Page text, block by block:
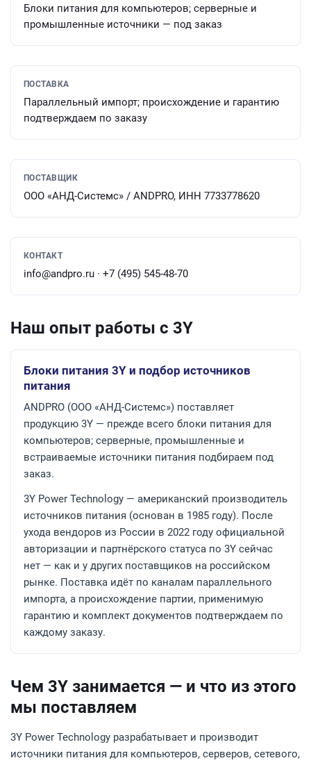
Блоки питания для компьютеров; серверные и
промышленные источники — под заказ
ПОСТАВКА
Параллельный импорт; происхождение и гарантию
подтверждаем по заказу
ПОСТАВЩИК
ООО «АНД-Системс» / ANDPRO, ИНН 7733778620
КОНТАКТ
info@andpro.ru · +7 (495) 545-48-70
Наш опыт работы с 3Y
Блоки питания 3Y и подбор источников
питания
ANDPRO (ООО «АНД-Системс») поставляет
продукцию 3Y — прежде всего блоки питания для
компьютеров; серверные, промышленные и
встраиваемые источники питания подбираем под
заказ.
3Y Power Technology — американский производитель
источников питания (основан в 1985 году). После
ухода вендоров из России в 2022 году официальной
авторизации и партнёрского статуса по 3Y сейчас
нет — как и у других поставщиков на российском
рынке. Поставка идёт по каналам параллельного
импорта, а происхождение партии, применимую
гарантию и комплект документов подтверждаем по
каждому заказу.
Чем 3Y занимается — и что из этого
мы поставляем
3Y Power Technology разрабатывает и производит
источники питания для компьютеров, серверов, сетевого,